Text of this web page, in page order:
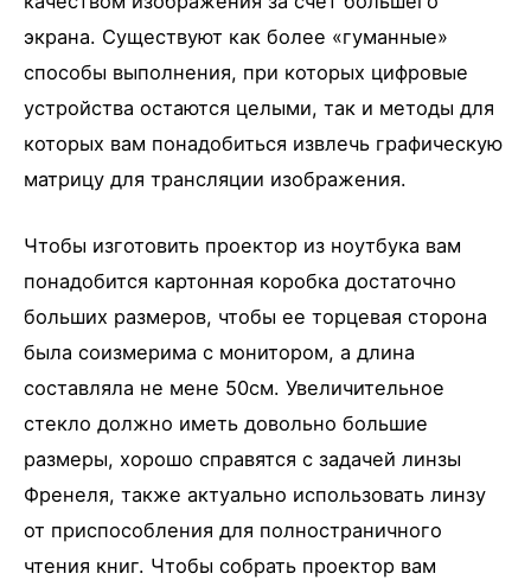
экрана. Существуют как более «гуманные»
способы выполнения, при которых цифровые
устройства остаются целыми, так и методы для
которых вам понадобиться извлечь графическую
матрицу для трансляции изображения.
Чтобы изготовить проектор из ноутбука вам
понадобится картонная коробка достаточно
больших размеров, чтобы ее торцевая сторона
была соизмерима с монитором, а длина
составляла не мене 50см. Увеличительное
стекло должно иметь довольно большие
размеры, хорошо справятся с задачей линзы
Френеля, также актуально использовать линзу
от приспособления для полностраничного
чтения книг. Чтобы собрать проектор вам